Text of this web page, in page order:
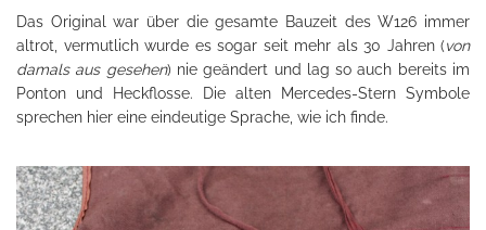
Das Original war über die gesamte Bauzeit des W126 immer
altrot, vermutlich wurde es sogar seit mehr als 30 Jahren (von
damals aus gesehen) nie geändert und lag so auch bereits im
Ponton und Heckflosse. Die alten Mercedes-Stern Symbole
sprechen hier eine eindeutige Sprache, wie ich finde.